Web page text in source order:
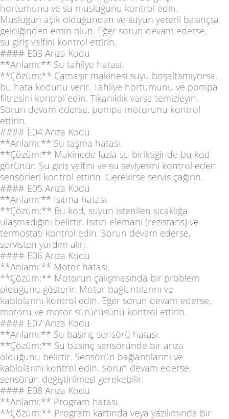
hortumunu ve su musluğunu kontrol edin.
Musluğun açık olduğundan ve suyun yeterli basınçta
geldiğinden emin olun. Eğer sorun devam ederse,
su giriş valfini kontrol ettirin.
#### E03 Arıza Kodu
**Anlamı:** Su tahliye hatası.
**Çözüm:** Çamaşır makinesi suyu boşaltamıyorsa,
bu hata kodunu verir. Tahliye hortumunu ve pompa
filtresini kontrol edin. Tıkanıklık varsa temizleyin.
Sorun devam ederse, pompa motorunu kontrol
ettirin.
#### E04 Arıza Kodu
**Anlamı:** Su taşma hatası.
**Çözüm:** Makinede fazla su biriktiğinde bu kod
görünür. Su giriş valfini ve su seviyesini kontrol eden
sensörleri kontrol ettirin. Gerekirse servis çağırın.
#### E05 Arıza Kodu
**Anlamı:** Isıtma hatası.
**Çözüm:** Bu kod, suyun istenilen sıcaklığa
ulaşmadığını belirtir. Isıtıcı elemanı (rezistans) ve
termostatı kontrol edin. Sorun devam ederse,
servisten yardım alın.
#### E06 Arıza Kodu
**Anlamı:** Motor hatası.
**Çözüm:** Motorun çalışmasında bir problem
olduğunu gösterir. Motor bağlantılarını ve
kablolarını kontrol edin. Eğer sorun devam ederse,
motoru ve motor sürücüsünü kontrol ettirin.
#### E07 Arıza Kodu
**Anlamı:** Su basınç sensörü hatası.
**Çözüm:** Su basınç sensöründe bir arıza
olduğunu belirtir. Sensörün bağlantılarını ve
kablolarını kontrol edin. Sorun devam ederse,
sensörün değiştirilmesi gerekebilir.
#### E08 Arıza Kodu
**Anlamı:** Program hatası.
**Çözüm:** Program kartında veya yazılımında bir